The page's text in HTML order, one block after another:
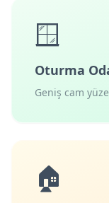
🪟
Oturma
Geniş cam
🏠